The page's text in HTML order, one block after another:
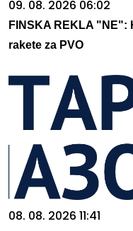
09. 08. 2026 06:02
FINSKA REKLA
rakete za PVO
08. 08. 2026 11:41